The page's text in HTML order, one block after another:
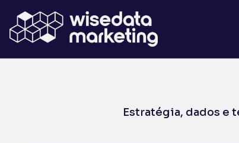
Estratégia, dados e